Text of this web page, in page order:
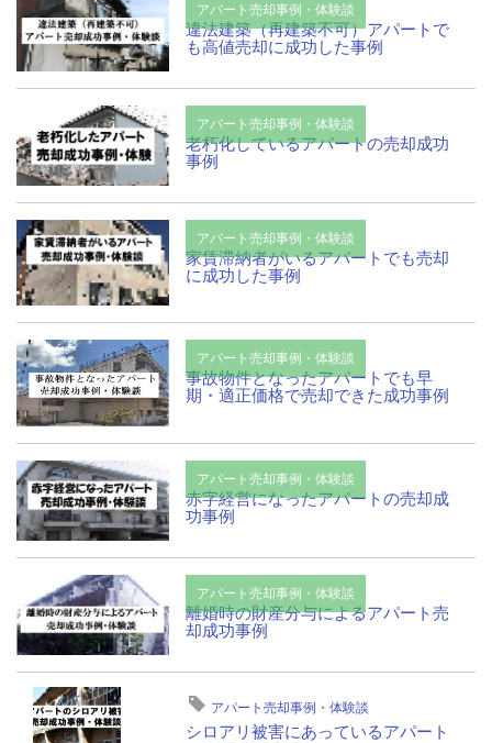
アパート売却事例・体験談
違法建築（再建築不可）アパートで
も高値売却に成功した事例
アパート売却事例・体験談
老朽化しているアパートの売却成功
事例
アパート売却事例・体験談
家賃滞納者がいるアパートでも売却
に成功した事例
アパート売却事例・体験談
事故物件となったアパートでも早
期・適正価格で売却できた成功事例
アパート売却事例・体験談
赤字経営になったアパートの売却成
功事例
アパート売却事例・体験談
離婚時の財産分与によるアパート売
却成功事例
アパート売却事例・体験談
シロアリ被害にあっているアパート